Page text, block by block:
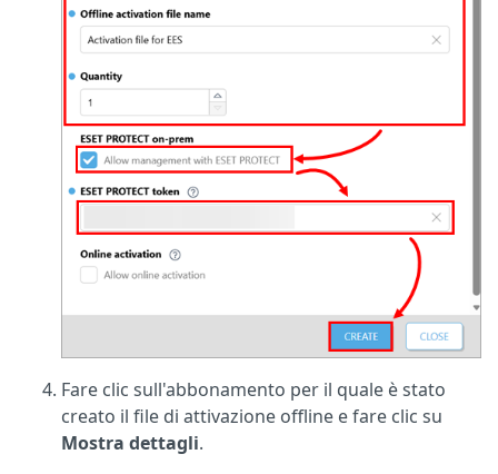
Fare clic sull'abbonamento per il quale è stato
creato il file di attivazione offline e fare clic su
Mostra dettagli.